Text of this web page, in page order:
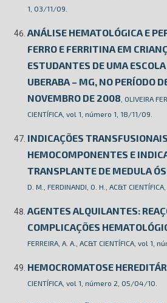
1, 03/11/09.
ANÁLISE HEMATOLÓGICA E
FERRO E FERRITINA EM
ESTUDANTES DE UMA
UBERABA – MG, NO PERÍODO
NOVEMBRO DE 2008 , OLIVEIRA
CIENTÍFICA, vol 1, número 1, 18/11/09.
INDICAÇÕES
HEMOCOMPONENTES E
TRANSPLANTE DE MEDULA
D. M., FERDINANDI, O. H., AC&T
AGENTES ALQUILANTES:
COMPLICAÇÕES
FERREIRA, A. A., AC&T CIENTÍFICA, vol 1,
HEMOCROMATOSE
CIENTÍFICA, vol 1, número 2, 05/04/10.